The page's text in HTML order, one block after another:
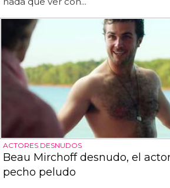
ACTORES DESNUDOS
Beau Mirchoff desnudo, el
pecho peludo